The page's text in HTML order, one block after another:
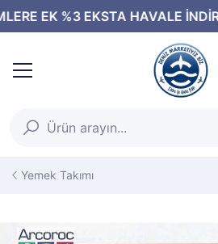
Yemek Takımı